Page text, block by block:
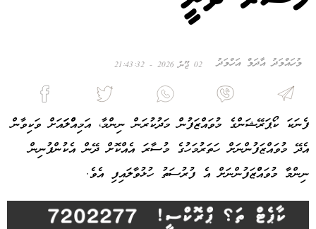
މުހައްމަދު އާދަމް އަހްމަދު 02 ޖޫން 2026 - 21:43:32
ފެނަކަ ކޯޕަރޭޝަންގެ މުވައްޒަފުން މަދުކުރަން ނިންމާ، އަމިއްްލަައަށް ވަކިވާން
އެދޭ މުވައްޒަފުންނަށް ހަތަރުމަހުގެ މުސާރަ އެއްކޮށް ދޭން އެކުންފުނިން
ނިންމާ މުވައްްޒަފުންނަށް އެ ފުރުސަތު ހުޅުވާލައިފި އެވެ.